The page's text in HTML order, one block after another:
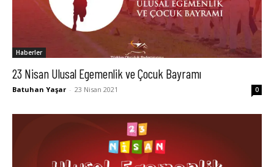
Haberler
23 Nisan Ulusal Egemenlik ve Çocuk Bayramı
Batuhan Yaşar - 23 Nisan 2021 0